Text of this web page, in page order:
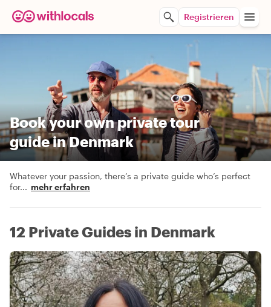
Registrieren
Book your own private tour
guide in Denmark
Whatever your passion, there’s a private guide who’s perfect
for... mehr erfahren
12 Private Guides in Denmark